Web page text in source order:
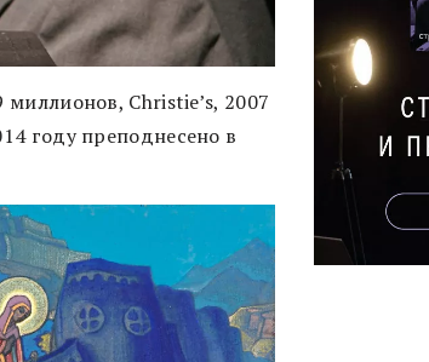
Christie’s, 2007
году преподнесено в